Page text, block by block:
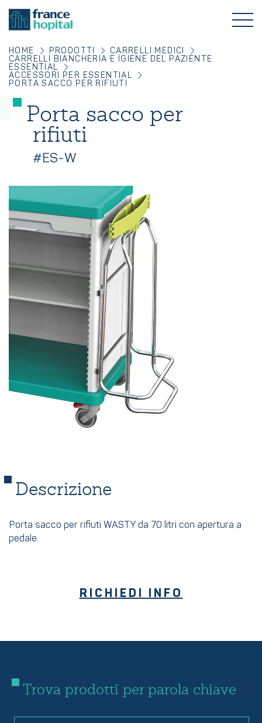
HOME PRODOTTI
CARRELLI MEDICI
CARRELLI BIANCHERIA E IGIENE DEL PAZIENTE
ESSENTIAL
ACCESSORI PER ESSENTIAL
PORTA SACCO PER RIFIUTI
Porta sacco per
rifiuti
#ES-W
Descrizione
Porta sacco per rifiuti WASTY da 70 litri con apertura a
pedale.
RICHIEDI INFO
Trova prodotti per parola chiave